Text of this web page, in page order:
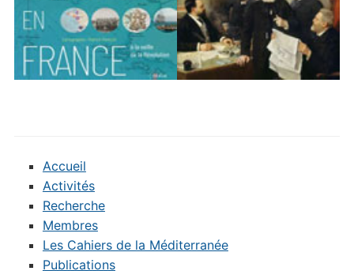
Accueil
Activités
Recherche
Membres
Les Cahiers de la Méditerranée
Publications